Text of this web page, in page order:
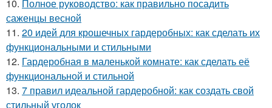
10. Полное руководство: как правильно посадить
саженцы весной
11. 20 идей для крошечных гардеробных: как сделать их
функциональными и стильными
12. Гардеробная в маленькой комнате: как сделать её
функциональной и стильной
13. 7 правил идеальной гардеробной: как создать свой
стильный уголок